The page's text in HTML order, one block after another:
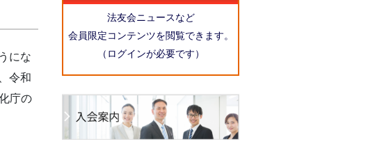
にな
令和
庁の
法友会ニュースなど
会員限定コンテンツを閲覧できます。
（ログインが必要です）